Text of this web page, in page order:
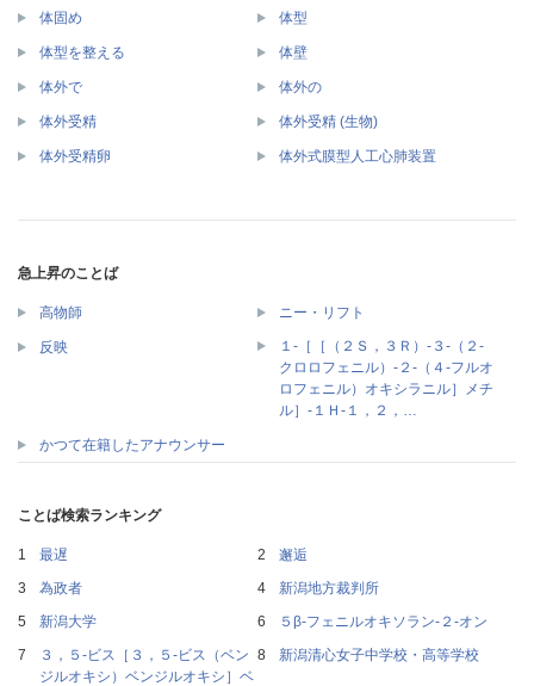
体固め 体型
体型を整える 体壁
体外で 体外の
体外受精 体外受精 (生物)
体外受精卵 体外式膜型人工心肺装置
急上昇のことば
高物師 ニー・リフト
反映
１‐［［（２Ｓ，３Ｒ）‐３‐（２‐
クロロフェニル）‐２‐（４‐フルオ
ロフェニル）オキシラニル］メチ
ル］‐１Ｈ‐１，２，…
かつて在籍したアナウンサー
ことば検索ランキング
最遅
邂逅
為政者
新潟地方裁判所
新潟大学
５β‐フェニルオキソラン‐２‐オン
３，５‐ビス［３，５‐ビス（ベン
ジルオキシ）ベンジルオキシ］ベ
新潟清心女子中学校・高等学校